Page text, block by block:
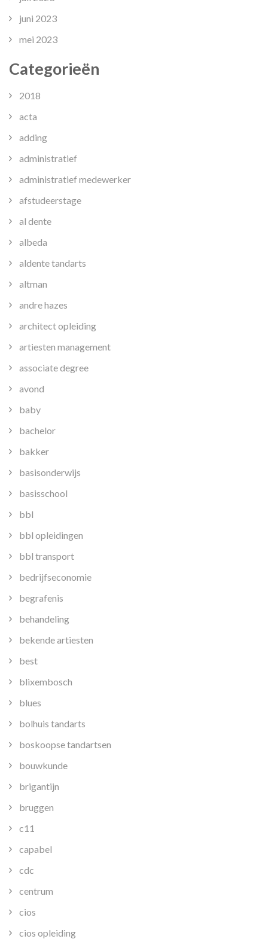
juni 2023
mei 2023
Categorieën
2018
acta
adding
administratief
administratief medewerker
afstudeerstage
al dente
albeda
aldente tandarts
altman
andre hazes
architect opleiding
artiesten management
associate degree
avond
baby
bachelor
bakker
basisonderwijs
basisschool
bbl
bbl opleidingen
bbl transport
bedrijfseconomie
begrafenis
behandeling
bekende artiesten
best
blixembosch
blues
bolhuis tandarts
boskoopse tandartsen
bouwkunde
brigantijn
bruggen
c11
capabel
cdc
centrum
cios
cios opleiding